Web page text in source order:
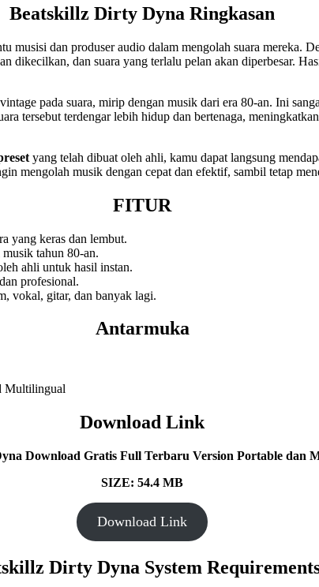
Beatskillz Dirty Dyna Ringkasan
dan produser audio dalam mengolah suara mereka.
dikecilkan, dan suara yang terlalu pelan akan diperbesar.
pada suara, mirip dengan musik dari era 80-an. Ini
tersebut terdengar lebih hidup dan bertenaga,
yang telah dibuat oleh ahli, kamu dapat langsung
mengolah musik dengan cepat dan efektif, sambil tetap
FITUR
yang keras dan lembut.
tahun 80-an.
ahli untuk hasil instan.
profesional.
vokal, gitar, dan banyak lagi.
Antarmuka
Download Link
Download Gratis Full Terbaru Version Portable dan
SIZE: 54.4 MB
Download Link
Dirty Dyna System